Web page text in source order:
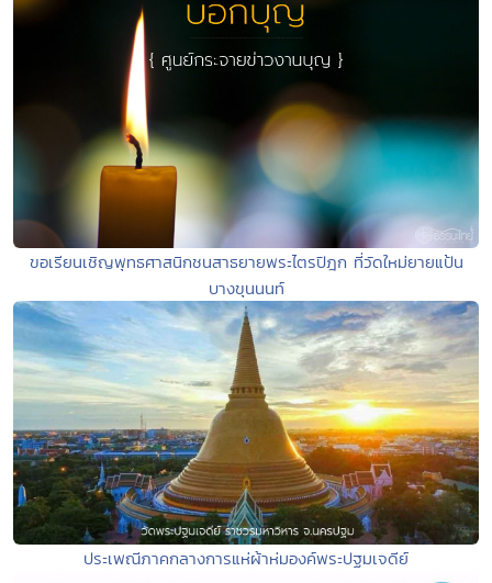
ขอเรียนเชิญพุทธศาสนิกชนสาธยายพระไตรปิฎก ที่วัดใหม่ยายแป้น
บางขุนนนท์
ประเพณีภาคกลางการแห่ผ้าห่มองค์พระปฐมเจดีย์